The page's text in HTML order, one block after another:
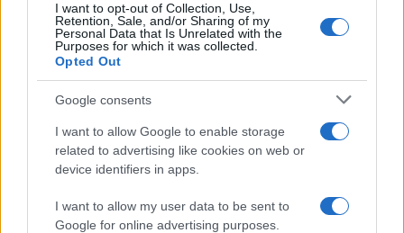
I want to opt-out of Collection, Use,
Retention, Sale, and/or Sharing of my
Personal Data that Is Unrelated with the
Purposes for which it was collected.
Opted Out
Google consents
I want to allow Google to enable storage
related to advertising like cookies on web or
device identifiers in apps.
I want to allow my user data to be sent to
Google for online advertising purposes.
12 piante di
marijuana
luce: arresti e
denunce
ARTICOLI CORRELATI